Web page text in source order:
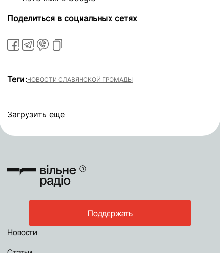
Поделиться в социальных сетях
Теги:НОВОСТИ СЛАВЯНСКОЙ ГРОМАДЫ
Загрузить еще
Поддержать
Новости